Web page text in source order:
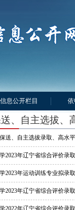
信息公开栏目
、自主选拔、
送、自主选拔录取、高水
2023年辽宁省综合评价录
2023年运动训练专业拟录
2023年辽宁省综合评价录
2022年辽宁省综合评价录